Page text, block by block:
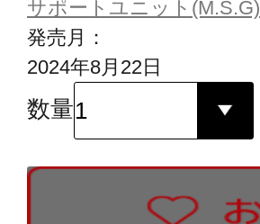
サポートユニット(M.S.G)
発売月：
2024年8月22日
数量